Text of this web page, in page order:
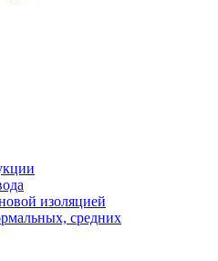
изоляцией
средних